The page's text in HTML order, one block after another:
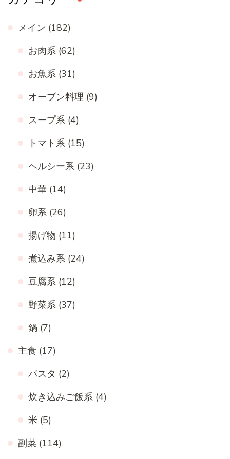
メイン (182)
お肉系 (62)
お魚系 (31)
オーブン料理 (9)
スープ系 (4)
トマト系 (15)
ヘルシー系 (23)
中華 (14)
卵系 (26)
揚げ物 (11)
煮込み系 (24)
豆腐系 (12)
野菜系 (37)
鍋 (7)
主食 (17)
パスタ (2)
炊き込みご飯系 (4)
米 (5)
副菜 (114)